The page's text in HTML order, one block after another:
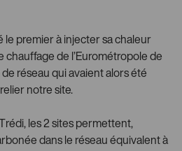
le premier à injecter sa chaleur
chauffage de l’Eurométropole de
réseau qui avaient alors été
notre site.
les 2 sites permettent,
dans le réseau équivalent à